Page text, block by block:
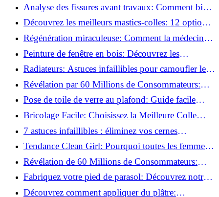
chouchoutent votre âme!
Analyse des fissures avant travaux: Comment bien
préparer vos surfaces!
Découvrez les meilleurs mastics-colles: 12 options
dès 6,70 €!
Régénération miraculeuse: Comment la médecine
régénérative peut restaurer votre confiance!
Peinture de fenêtre en bois: Découvrez les
techniques infaillibles pour un résultat parfait!
Radiateurs: Astuces infaillibles pour camoufler les
tuyaux apparents!
Révélation par 60 Millions de Consommateurs:
Découvrez le sérum anti-rides numéro un!
Pose de toile de verre au plafond: Guide facile
pour débutants!
Bricolage Facile: Choisissez la Meilleure Colle
pour Chaque Matériau!
7 astuces infaillibles : éliminez vos cernes
rapidement !
Tendance Clean Girl: Pourquoi toutes les femmes
l'adoptent?
Révélation de 60 Millions de Consommateurs:
Découvrez le meilleur fond de teint pour votre
peau!
Fabriquez votre pied de parasol: Découvrez notre
tutoriel facile !
Découvrez comment appliquer du plâtre: